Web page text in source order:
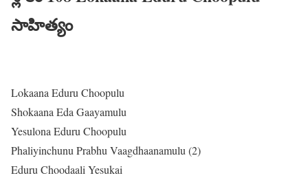
సాహిత్యం
Lokaana Eduru Choopulu
Shokaana Eda Gaayamulu
Yesulona Eduru Choopulu
Phaliyinchunu Prabhu Vaagdhaanamulu (2)
Eduru Choodaali Yesukai